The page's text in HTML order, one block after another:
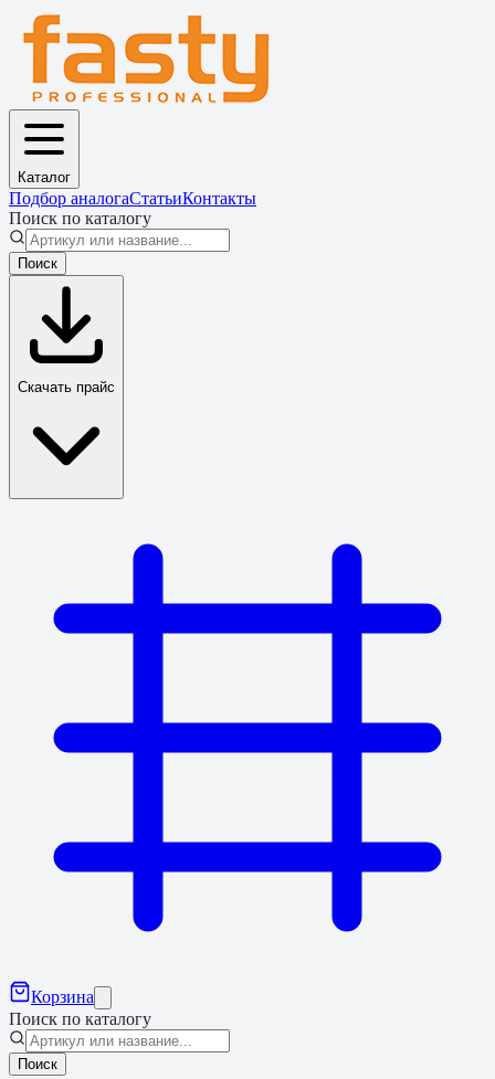
Каталог
Подбор аналогаСтатьиКонтакты
Поиск по каталогу
Поиск
Скачать прайс
Корзина
Поиск по каталогу
Поиск